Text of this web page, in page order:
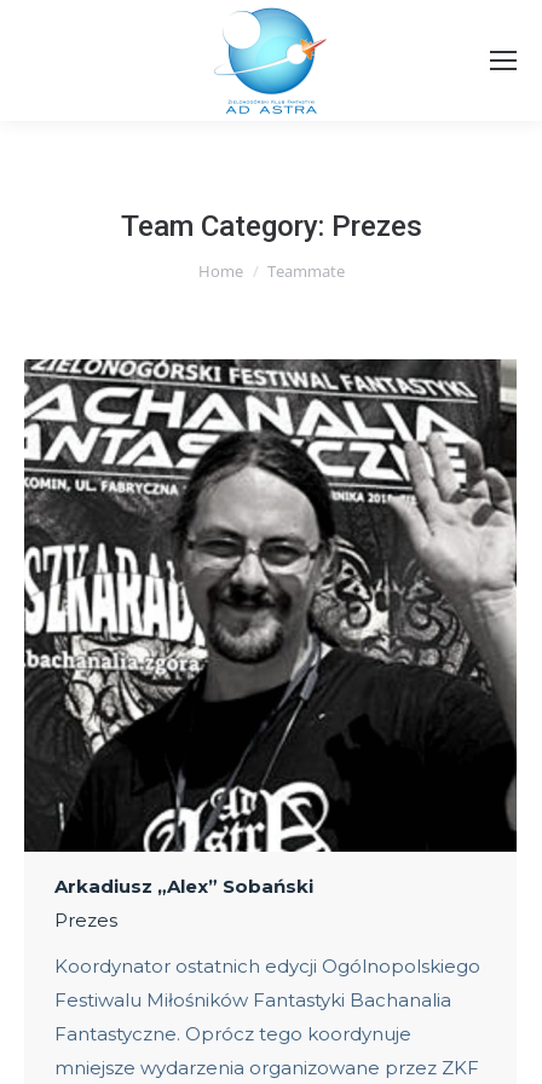
Team Category: Prezes
You are here:
Home Teammate
Arkadiusz „Alex” Sobański
Prezes
Koordynator ostatnich edycji Ogólnopolskiego
Festiwalu Miłośników Fantastyki Bachanalia
Fantastyczne. Oprócz tego koordynuje
mniejsze wydarzenia organizowane przez ZKF